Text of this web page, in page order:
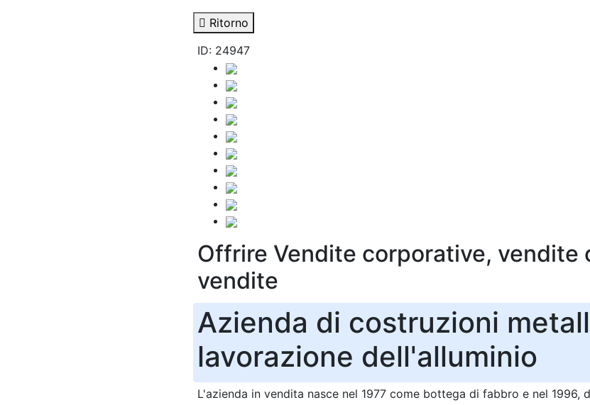
Ritorno
ID: 24947
Offrire Vendite corporative, vendite
vendite
Azienda di costruzioni
lavorazione dell'alluminio
L'azienda in vendita nasce nel 1977 come bottega di fabbro e nel 1996,